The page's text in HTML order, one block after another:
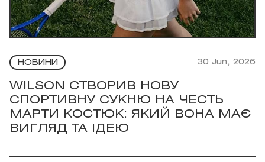
НОВИНИ 30 Jun, 2026
WILSON СТВОРИВ НОВУ
СПОРТИВНУ СУКНЮ НА ЧЕСТЬ
МАРТИ КОСТЮК: ЯКИЙ ВОНА МАЄ
ВИГЛЯД ТА ІДЕЮ